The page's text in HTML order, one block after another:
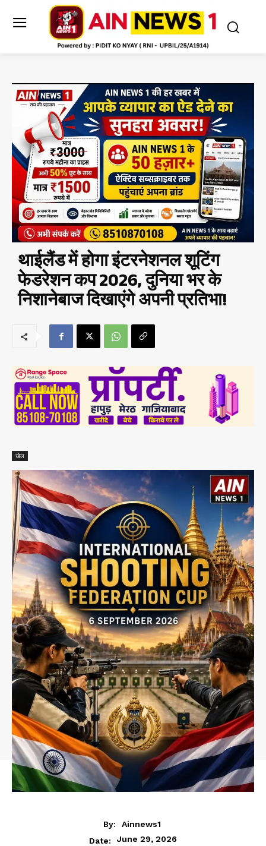
थाईलैंड में होगा इंटरनेशनल शूटिंग
फेडरेशन कप 2026, दुनिया भर के
निशानेबाज दिखाएंगे अपनी प्रतिभा!
खेल
By:
Ainnews1
Date:
June 29, 2026